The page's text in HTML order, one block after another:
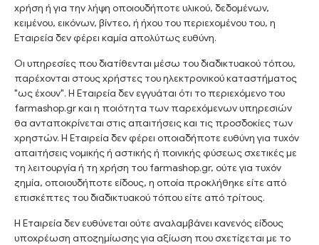
χρήση ή για την λήψη οποιουδήποτε υλικού, δεδομένων,
κειμένου, εικόνων, βίντεο, ή ήχου του περιεχομένου του, η
Εταιρεία δεν φέρει καμία απολύτως ευθύνη.
Oι υπηρεσίες που διατίθενται μέσω του διαδικτυακού τόπου,
παρέχονται στους χρήστες του ηλεκτρονικού καταστήματος
"ως έχουν". Η Εταιρεία δεν εγγυάται ότι το περιεχόμενο του
farmashop.gr και η ποιότητα των παρεχόμενων υπηρεσιών
θα ανταποκρίνεται στις απαιτήσεις και τις προσδοκίες των
χρηστών. Η Εταιρεία δεν φέρει οποιαδήποτε ευθύνη για τυχόν
απαιτήσεις νομικής ή αστικής ή ποινικής φύσεως σχετικές με
τη λειτουργία ή τη χρήση του farmashop.gr, ούτε για τυχόν
ζημία, οποιουδήποτε είδους, η οποία προκλήθηκε είτε από
επισκέπτες του διαδικτυακού τόπου είτε από τρίτους.
Η Εταιρεία δεν ευθύνεται ούτε αναλαμβάνει κανενός είδους
υποχρέωση αποζημίωσης για αξίωση που σχετίζεται με το